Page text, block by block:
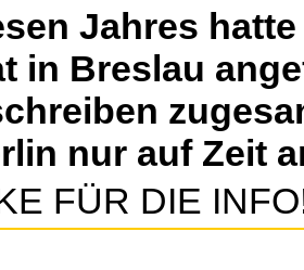
Jahres
in Breslau
nur auf Zeit
FÜR DIE